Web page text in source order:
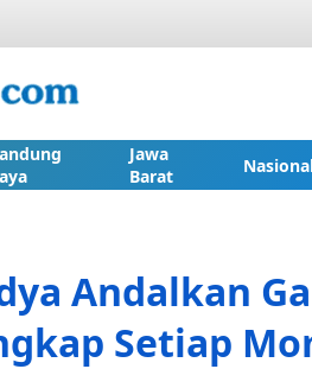
Jawa
Barat
Andalkan
Setiap